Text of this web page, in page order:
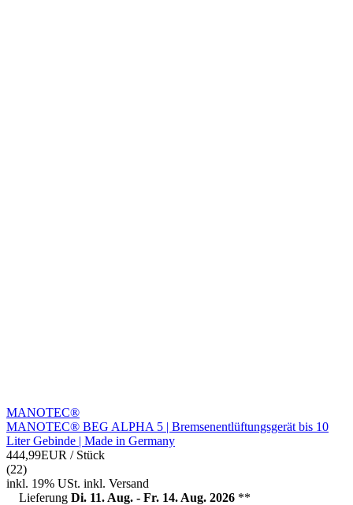
MANOTEC®
MANOTEC® BEG ALPHA 5 | Bremsenentlüftungsgerät bis 10
Liter Gebinde | Made in Germany
444,99EUR / Stück
(22)
inkl. 19% USt. inkl. Versand
Lieferung Di. 11. Aug. - Fr. 14. Aug. 2026 **